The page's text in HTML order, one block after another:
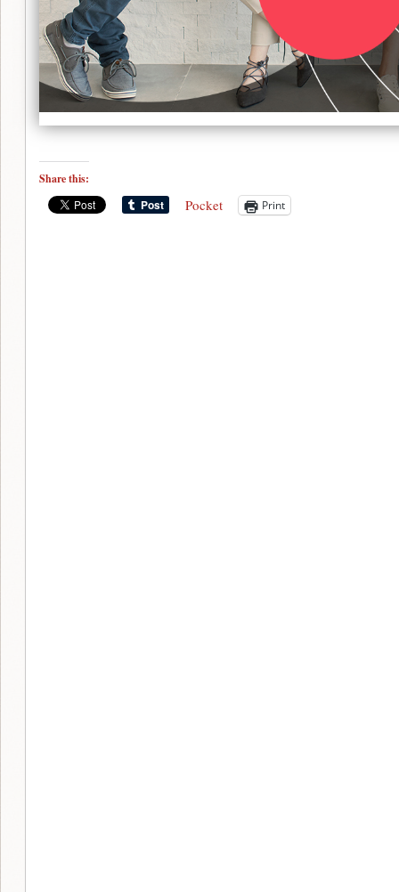
Share this:
Pocket Print